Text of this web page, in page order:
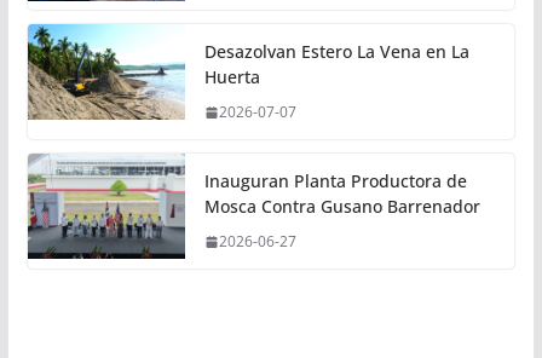
Desazolvan Estero La Vena en La
Huerta
2026-07-07
Inauguran Planta Productora de
Mosca Contra Gusano Barrenador
2026-06-27